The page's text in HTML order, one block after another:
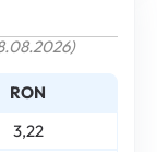
RON
3,22